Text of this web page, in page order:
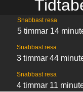
Snabbast resa
5 timmar 14
Snabbast resa
3 timmar 44
Snabbast resa
4 timmar 11